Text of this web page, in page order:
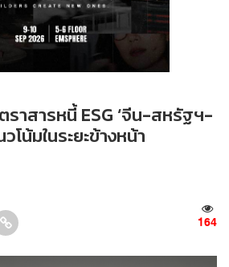
ราสารหนี้ ESG ‘จีน-สหรัฐฯ-
โน้มในระยะข้างหน้า
164